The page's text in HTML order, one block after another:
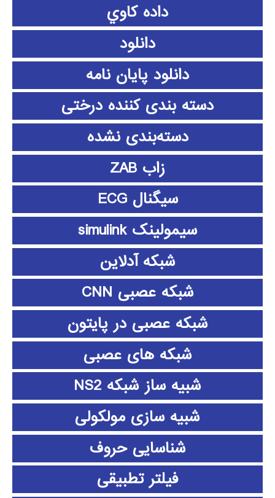
داده كاوي
دانلود
دانلود پايان نامه
دسته بندی کننده درختی
دسته‌بندی نشده
زاب ZAB
سیگنال ECG
سیمولینک simulink
شبکه آدلاین
شبکه عصبی CNN
شبکه عصبی در پایتون
شبکه های عصبی
شبیه ساز شبکه NS2
شبیه سازی مولکولی
شناسایی حروف
فیلتر تطبیقی